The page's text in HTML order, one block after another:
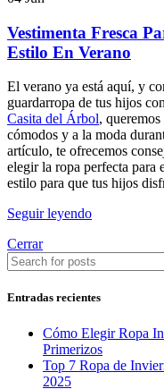
Vestimenta Fresca
Estilo En Verano
El verano ya está aquí, y
guardarropa de tus hijos
Casita del Árbol, queremos
cómodos y a la moda
artículo, te ofrecemos
elegir la ropa perfecta
estilo para que tus hijos
Seguir leyendo
Cerrar
Entradas recientes
Cómo Elegir Ropa
Primerizos
Top 7 Ropa de
2025